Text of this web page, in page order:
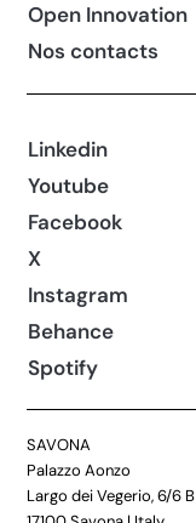
Open Innovation
Nos contacts
Linkedin
Youtube
Facebook
X
Instagram
Behance
Spotify
SAVONA
Palazzo Aonzo
Largo dei Vegerio, 6/6 B